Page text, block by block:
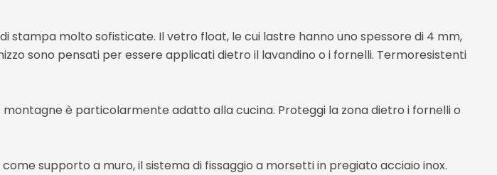
molto sofisticate. Il vetro float, le cui lastre hanno uno spessore di 4 mm,
sono pensati per essere applicati dietro il lavandino o i fornelli. Termoresistenti
è particolarmente adatto alla cucina. Proteggi la zona dietro i fornelli o
supporto a muro, il sistema di fissaggio a morsetti in pregiato acciaio inox.